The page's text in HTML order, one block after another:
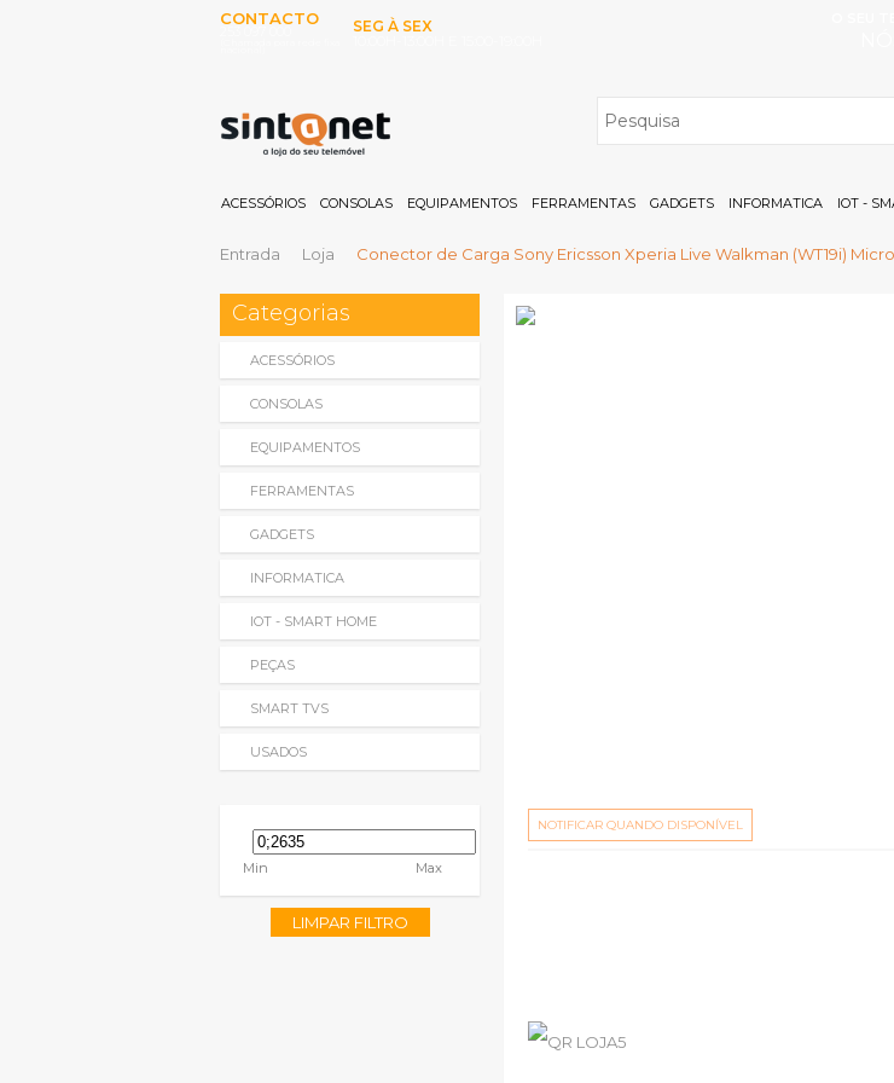
CONTACTO
SEG À SEX
ACESSÓRIOS CONSOLAS EQUIPAMENTOS FERRAMENTAS GADGETS INFORMATICA IOT -
Entrada Loja Conector de Carga Sony Ericsson Xperia Live Walkman (WT19i)
Categorias
ACESSÓRIOS
CONSOLAS
EQUIPAMENTOS
FERRAMENTAS
GADGETS
INFORMATICA
IOT - SMART HOME
PEÇAS
SMART TVS
USADOS
Min Max
LIMPAR FILTRO
NOTIFICAR QUANDO DISPONÍVEL